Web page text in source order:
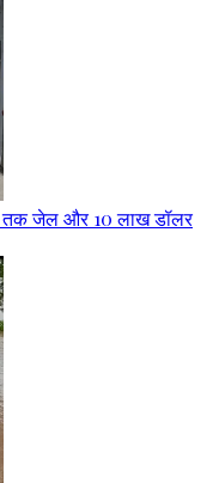
तक जेल और 10 लाख डॉलर